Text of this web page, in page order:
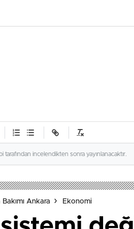
tarafından incelendikten sonra yayınlanacaktır.
Ankara Ekonomi